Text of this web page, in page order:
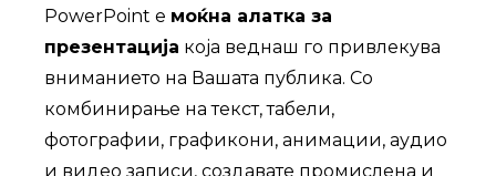
PowerPoint е моќна алатка за
презентација која веднаш го привлекува
вниманието на Вашата публика. Со
комбинирање на текст, табели,
фотографии, графикони, анимации, аудио
и видео записи, создавате промислена и